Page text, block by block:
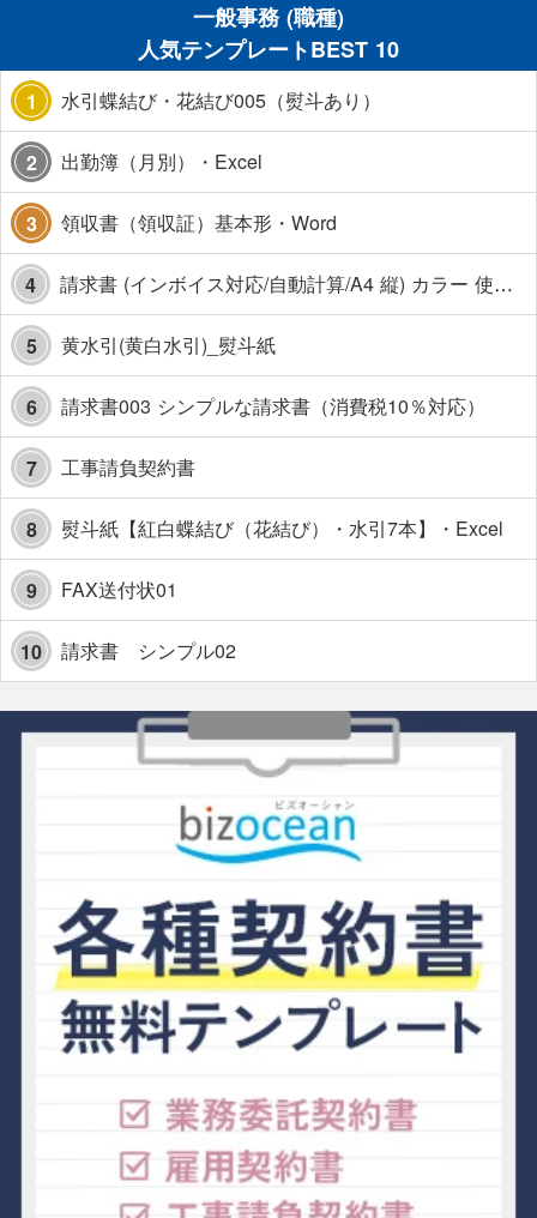
一般事務 (職種)
人気テンプレートBEST 10
1 水引蝶結び・花結び005（熨斗あり）
2 出勤簿（月別）・Excel
3 領収書（領収証）基本形・Word
4 請求書 (インボイス対応/自動計算/A4 縦) カラー 使い方解説あり
5 黄水引(黄白水引)_熨斗紙
6 請求書003 シンプルな請求書（消費税10％対応）
7 工事請負契約書
8 熨斗紙【紅白蝶結び（花結び）・水引7本】・Excel
9 FAX送付状01
10 請求書 シンプル02